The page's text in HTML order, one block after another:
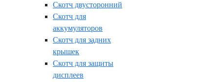
Скотч двусторонний
Скотч для
аккумуляторов
Скотч для задних
крышек
Скотч для защиты
дисплеев